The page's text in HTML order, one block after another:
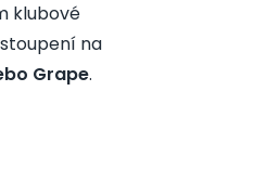
klubové
na
Grape.